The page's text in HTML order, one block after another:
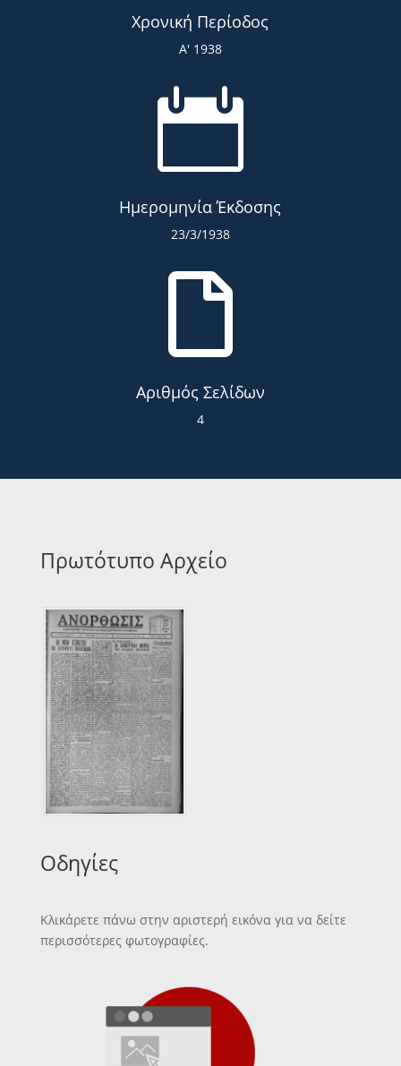
Χρονική Περίοδος
Α' 1938

Ημερομηνία Έκδοσης
23/3/1938

Αριθμός Σελίδων
4
Πρωτότυπο Αρχείο
Οδηγίες
Κλικάρετε πάνω στην αριστερή εικόνα για να δείτε
περισσότερες φωτογραφίες.